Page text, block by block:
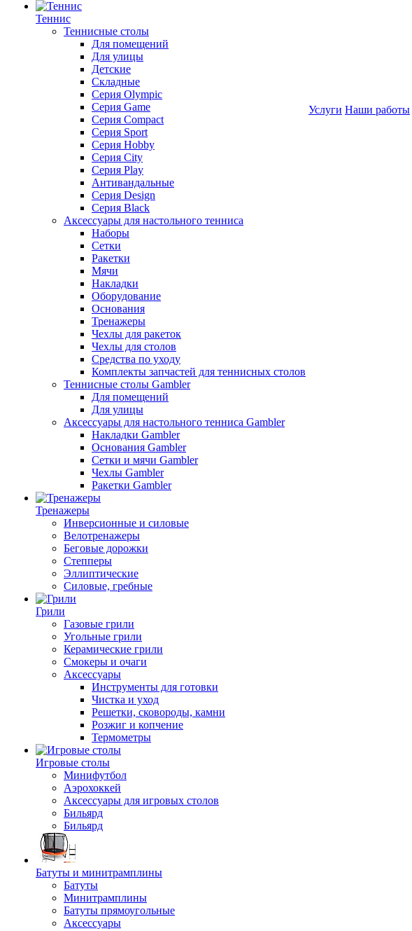
Теннис
Теннисные столы
Для помещений
Для улицы
Детские
Складные
Серия Olympic
Серия Game
Серия Compact
Серия Sport
Серия Hobby
Серия City
Серия Play
Антивандальные
Серия Design
Серия Black
Аксессуары для настольного тенниса
Наборы
Сетки
Ракетки
Мячи
Накладки
Оборудование
Основания
Тренажеры
Чехлы для ракеток
Чехлы для столов
Средства по уходу
Комплекты запчастей для теннисных столов
Теннисные столы Gambler
Для помещений
Для улицы
Аксессуары для настольного тенниса Gambler
Накладки Gambler
Основания Gambler
Сетки и мячи Gambler
Чехлы Gambler
Ракетки Gambler
Тренажеры
Инверсионные и силовые
Велотренажеры
Беговые дорожки
Степперы
Эллиптические
Силовые, гребные
Грили
Газовые грили
Угольные грили
Керамические грили
Смокеры и очаги
Аксессуары
Инструменты для готовки
Чистка и уход
Решетки, сковороды, камни
Розжиг и копчение
Термометры
Игровые столы
Минифутбол
Аэрохоккей
Аксессуары для игровых столов
Бильяpд
Бильяpд
Батуты и минитрамплины
Батуты
Минитрамплины
Батуты прямоугольные
Аксессуары
Услуги Наши работы